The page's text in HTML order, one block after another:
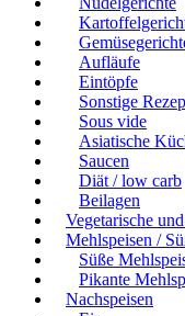
Aufläufe
Eintöpfe
Sonstige
Sous vide
Asiatische
Saucen
Diät / low carb
Beilagen
Vegetarische
Mehlspeisen /
Süße
Pikante
Nachspeisen